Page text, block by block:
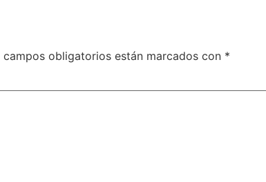
campos obligatorios están marcados con *